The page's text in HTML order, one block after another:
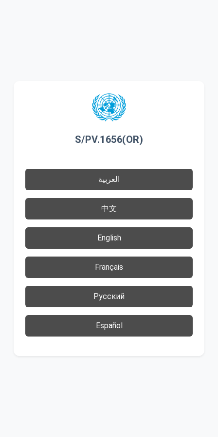
S/PV.1656(OR)
العربية
中文
English
Français
Русский
Español